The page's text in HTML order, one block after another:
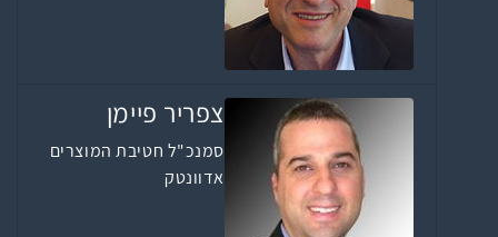
צפריר פיימן
סמנכ"ל חטיבת המוצרים
אדוונטק